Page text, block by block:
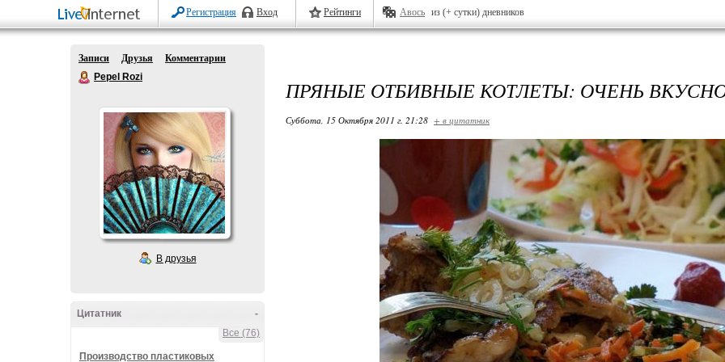
Регистрация Вход Рейтинги Авось из (+ сутки) дневников
Записи Друзья
Комментарии
Pepel Rozi
В друзья
-
Цитатник
Все (76)
Производство пластиковых
ПРЯНЫЕ ОТБИВНЫЕ КОТЛЕТЫ: ОЧЕНЬ
Суббота, 15 Октября 2011 г. 21:28 + в цитатник